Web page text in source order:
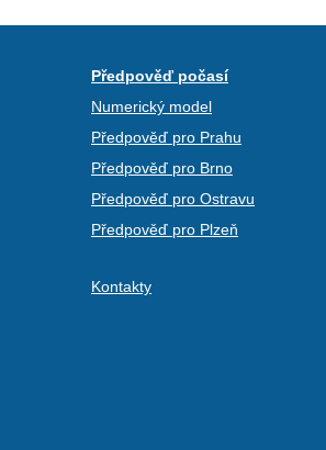
Předpověď počasí
Numerický model
Předpověď pro Prahu
Předpověď pro Brno
Předpověď pro Ostravu
Předpověď pro Plzeň
Kontakty